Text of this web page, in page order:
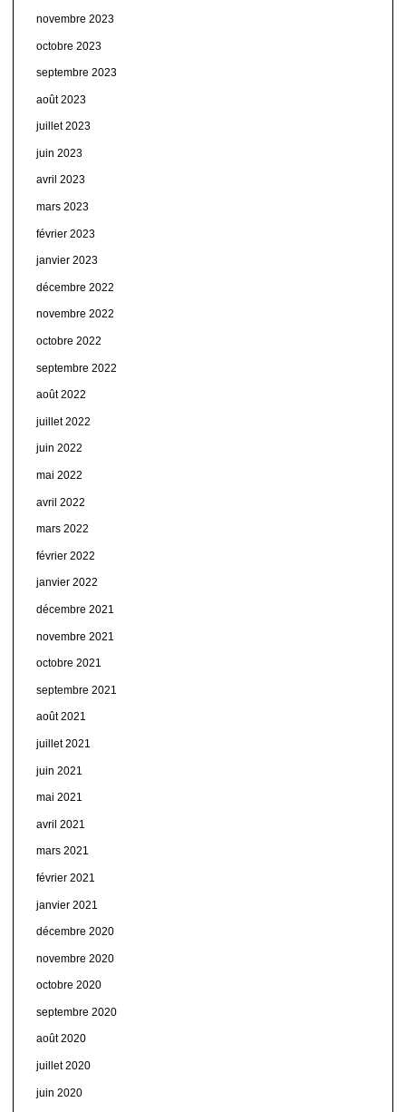
novembre 2023
octobre 2023
septembre 2023
août 2023
juillet 2023
juin 2023
avril 2023
mars 2023
février 2023
janvier 2023
décembre 2022
novembre 2022
octobre 2022
septembre 2022
août 2022
juillet 2022
juin 2022
mai 2022
avril 2022
mars 2022
février 2022
janvier 2022
décembre 2021
novembre 2021
octobre 2021
septembre 2021
août 2021
juillet 2021
juin 2021
mai 2021
avril 2021
mars 2021
février 2021
janvier 2021
décembre 2020
novembre 2020
octobre 2020
septembre 2020
août 2020
juillet 2020
juin 2020